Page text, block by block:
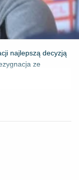
najlepszą decyzją
ze